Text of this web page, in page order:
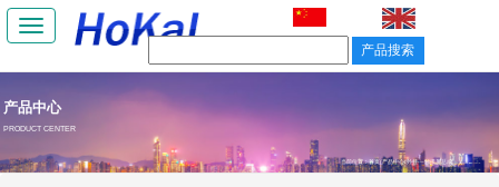
Toggle
产品中心
PRODUCT CENTER
当前位置： 首页/产品中心/ 外挂---触摸屏总成